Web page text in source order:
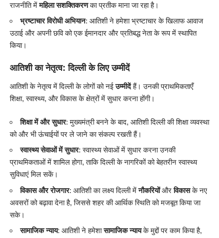
राजनीति मेंमहिला सशक्तिकरणका प्रतीक माना जा रहा है।
भ्रष्टाचार विरोधी अभियान: आतिशी ने हमेशा भ्रष्टाचार के खिलाफ आवाज
उठाई और अपनी छवि को एक ईमानदार और प्रतिबद्ध नेता के रूप में स्थापित
किया।
आतिशी का नेतृत्व: दिल्ली के लिए उम्मीदें
आतिशी के नेतृत्व में दिल्ली के लोगों को नईउम्मीदेंहैं। उनकी प्राथमिकताएँ
शिक्षा, स्वास्थ्य, और विकास के क्षेत्रों में सुधार करना होंगी।
शिक्षा में और सुधार: मुख्यमंत्री बनने के बाद, आतिशी दिल्ली की शिक्षा व्यवस्था
को और भी ऊंचाईयों पर ले जाने का संकल्प रखती हैं।
स्वास्थ्य सेवाओं में सुधार: स्वास्थ्य सेवाओं में सुधार करना उनकी
प्राथमिकताओं में शामिल होगा, ताकि दिल्ली के नागरिकों को बेहतरीन स्वास्थ्य
सुविधाएं मिल सकें।
विकास और रोजगार: आतिशी का लक्ष्य दिल्ली मेंनौकरियोंऔरविकासके नए
अवसरों को बढ़ावा देना है, जिससे शहर की आर्थिक स्थिति को मजबूत किया जा
सके।
सामाजिक न्याय: आतिशी ने हमेशासामाजिक न्यायके मुद्दों पर काम किया है,